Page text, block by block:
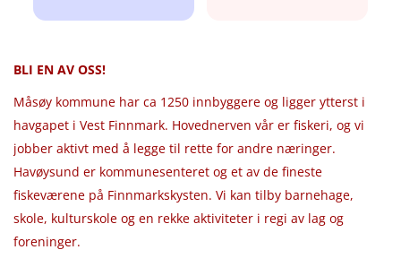
BLI EN AV OSS!
Måsøy kommune har ca 1250 innbyggere og ligger ytterst i
havgapet i Vest Finnmark. Hovednerven vår er fiskeri, og vi
jobber aktivt med å legge til rette for andre næringer.
Havøysund er kommunesenteret og et av de fineste
fiskeværene på Finnmarkskysten. Vi kan tilby barnehage,
skole, kulturskole og en rekke aktiviteter i regi av lag og
foreninger.